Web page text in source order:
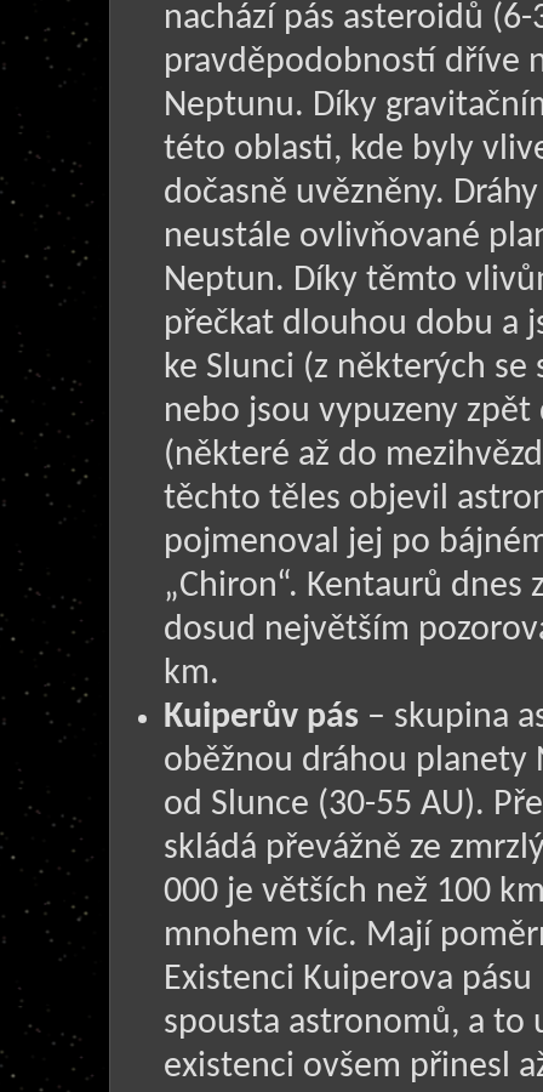
nachází pás asteroidů
pravděpodobností dříve
Neptunu. Díky
této oblasti, kde byly
dočasně uvězněny.
neustále ovlivňované
Neptun. Díky těmto
přečkat dlouhou dobu a
ke Slunci (z některých
nebo jsou vypuzeny
(některé až do
těchto těles objevil
pojmenoval jej po
„Chiron“. Kentaurů
dosud největším
km.
Kuiperův pás – skupina
oběžnou dráhou planety
od Slunce (30-55 AU).
skládá převážně ze
000 je větších než 100
mnohem víc. Mají
Existenci Kuiperova
spousta astronomů, a to
existenci ovšem přinesl